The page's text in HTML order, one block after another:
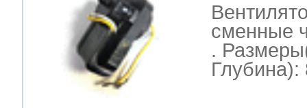
сменные
.
Глубина):